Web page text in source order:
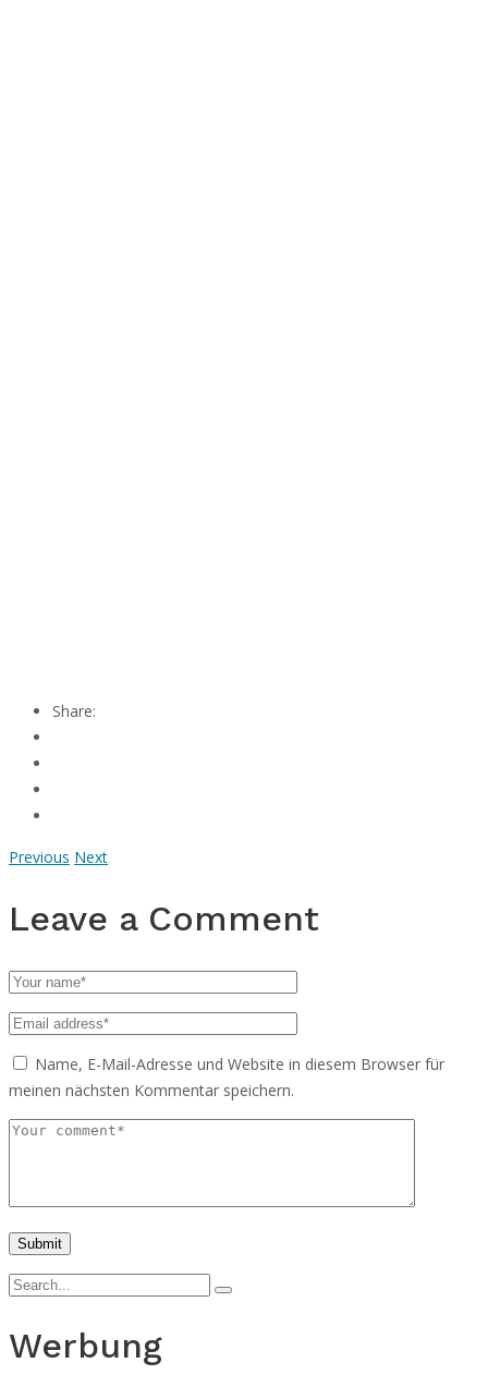
Share:
Previous Next
Leave a Comment
Name, E-Mail-Adresse und Website in diesem Browser für
meinen nächsten Kommentar speichern.
Werbung